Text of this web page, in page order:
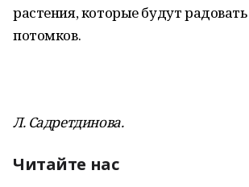
растения, которые будут
потомков.
Л. Садретдинова.
Читайте нас